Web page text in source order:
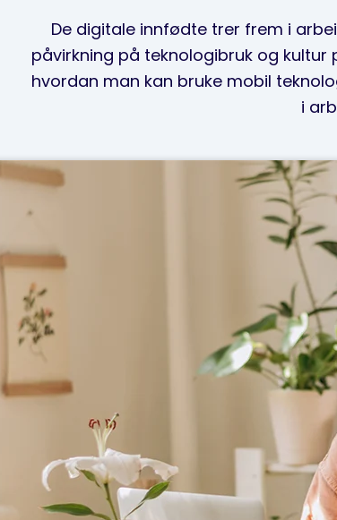
De digitale innfødte trer frem i
påvirkning på teknologibruk og kultur
hvordan man kan bruke mobil
i